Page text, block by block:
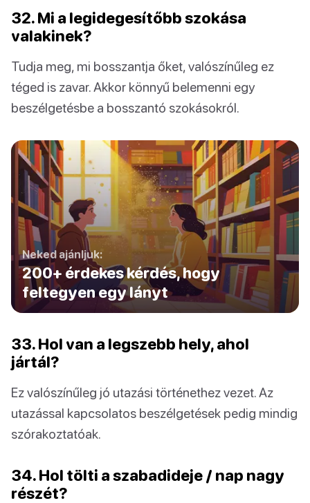
32. Mi a legidegesítőbb szokása
valakinek?
Tudja meg, mi bosszantja őket, valószínűleg ez
téged is zavar. Akkor könnyű belemenni egy
beszélgetésbe a bosszantó szokásokról.
Neked ajánljuk:
200+ érdekes kérdés, hogy
feltegyen egy lányt
33. Hol van a legszebb hely, ahol
jártál?
Ez valószínűleg jó utazási történethez vezet. Az
utazással kapcsolatos beszélgetések pedig mindig
szórakoztatóak.
34. Hol tölti a szabadideje / nap nagy
részét?